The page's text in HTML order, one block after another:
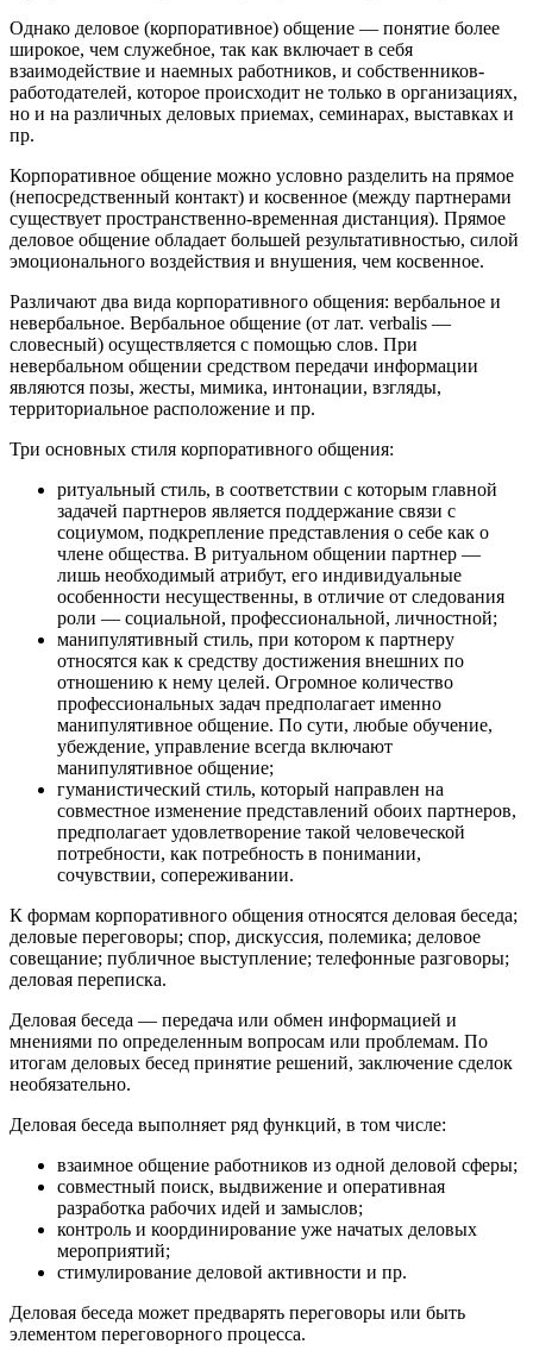
Однако деловое (корпоративное) общение — понятие более
широкое, чем служебное, так как включает в себя
взаимодействие и наемных работников, и собственников-
работодателей, которое происходит не только в организациях,
но и на различных деловых приемах, семинарах, выставках и
пр.
Корпоративное общение можно условно разделить на прямое
(непосредственный контакт) и косвенное (между партнерами
существует пространственно-временная дистанция). Прямое
деловое общение обладает большей результативностью, силой
эмоционального воздействия и внушения, чем косвенное.
Различают два вида корпоративного общения: вербальное и
невербальное. Вербальное общение (от лат. verbalis —
словесный) осуществляется с помощью слов. При
невербальном общении средством передачи информации
являются позы, жесты, мимика, интонации, взгляды,
территориальное расположение и пр.
Три основных стиля корпоративного общения:
ритуальный стиль, в соответствии с которым главной
задачей партнеров является поддержание связи с
социумом, подкрепление представления о себе как о
члене общества. В ритуальном общении партнер —
лишь необходимый атрибут, его индивидуальные
особенности несущественны, в отличие от следования
роли — социальной, профессиональной, личностной;
манипулятивный стиль, при котором к партнеру
относятся как к средству достижения внешних по
отношению к нему целей. Огромное количество
профессиональных задач предполагает именно
манипулятивное общение. По сути, любые обучение,
убеждение, управление всегда включают
манипулятивное общение;
гуманистический стиль, который направлен на
совместное изменение представлений обоих партнеров,
предполагает удовлетворение такой человеческой
потребности, как потребность в понимании,
сочувствии, сопереживании.
К формам корпоративного общения относятся деловая беседа;
деловые переговоры; спор, дискуссия, полемика; деловое
совещание; публичное выступление; телефонные разговоры;
деловая переписка.
Деловая беседа — передача или обмен информацией и
мнениями по определенным вопросам или проблемам. По
итогам деловых бесед принятие решений, заключение сделок
необязательно.
Деловая беседа выполняет ряд функций, в том числе:
взаимное общение работников из одной деловой сферы;
совместный поиск, выдвижение и оперативная
разработка рабочих идей и замыслов;
контроль и координирование уже начатых деловых
мероприятий;
стимулирование деловой активности и пр.
Деловая беседа может предварять переговоры или быть
элементом переговорного процесса.